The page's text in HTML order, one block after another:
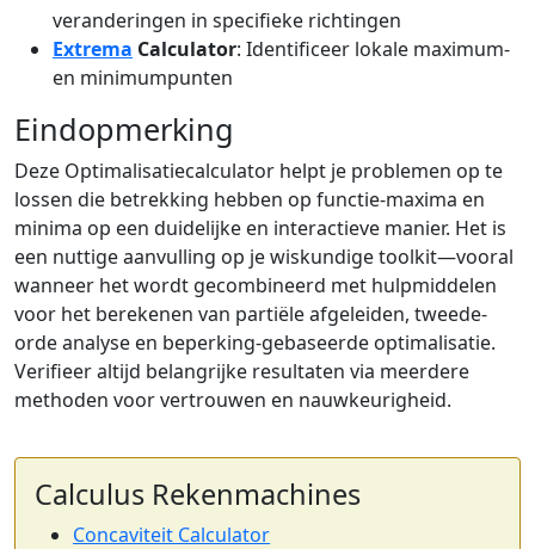
veranderingen in specifieke richtingen
Extrema Calculator: Identificeer lokale maximum-
en minimumpunten
Eindopmerking
Deze Optimalisatiecalculator helpt je problemen op te
lossen die betrekking hebben op functie-maxima en
minima op een duidelijke en interactieve manier. Het is
een nuttige aanvulling op je wiskundige toolkit—vooral
wanneer het wordt gecombineerd met hulpmiddelen
voor het berekenen van partiële afgeleiden, tweede-
orde analyse en beperking-gebaseerde optimalisatie.
Verifieer altijd belangrijke resultaten via meerdere
methoden voor vertrouwen en nauwkeurigheid.
Calculus Rekenmachines
Concaviteit Calculator